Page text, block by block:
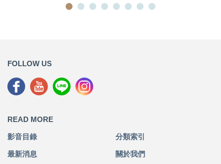
FOLLOW US
READ MORE
影音目錄 分類索引
最新消息 關於我們